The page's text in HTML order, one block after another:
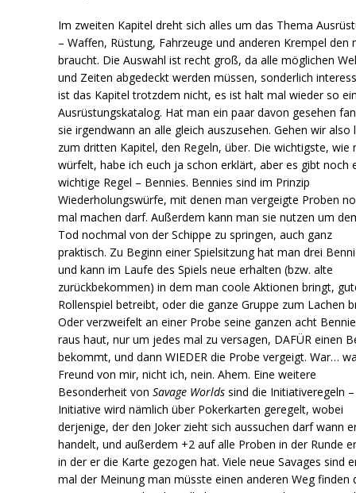
Im zweiten Kapitel dreht sich alles um das Thema
– Waffen, Rüstung, Fahrzeuge und anderen Krempel den
braucht. Die Auswahl ist recht groß, da alle möglichen
und Zeiten abgedeckt werden müssen, sonderlich
ist das Kapitel trotzdem nicht, es ist halt mal wieder so
Ausrüstungskatalog. Hat man ein paar davon gesehen
sie irgendwann an alle gleich auszusehen. Gehen wir also
zum dritten Kapitel, den Regeln, über. Die wichtigste, wie
würfelt, habe ich euch ja schon erklärt, aber es gibt noch
wichtige Regel – Bennies. Bennies sind im Prinzip
Wiederholungswürfe, mit denen man vergeigte Proben
mal machen darf. Außerdem kann man sie nutzen um
Tod nochmal von der Schippe zu springen, auch ganz
praktisch. Zu Beginn einer Spielsitzung hat man drei
und kann im Laufe des Spiels neue erhalten (bzw. alte
zurückbekommen) in dem man coole Aktionen bringt,
Rollenspiel betreibt, oder die ganze Gruppe zum Lachen
Oder verzweifelt an einer Probe seine ganzen acht
raus haut, nur um jedes mal zu versagen, DAFÜR einen
bekommt, und dann WIEDER die Probe vergeigt. War…
Freund von mir, nicht ich, nein. Ahem. Eine weitere
Besonderheit vonSavage Worlds sind die Initiativeregeln
Initiative wird nämlich über Pokerkarten geregelt, wobei
derjenige, der den Joker zieht sich aussuchen darf wann
handelt, und außerdem +2 auf alle Proben in der Runde
in der er die Karte gezogen hat. Viele neue Savages sind
mal der Meinung man müsste einen anderen Weg finden